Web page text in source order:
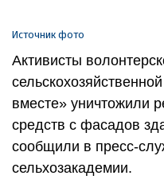
Источник фото
Активисты
вместе» уничтожили
средств с фасадов
сообщили в пресс-
сельхозакадемии.